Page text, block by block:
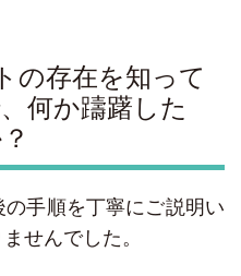
の存在を知って
何か躊躇した
手順を丁寧にご説明い
せんでした。